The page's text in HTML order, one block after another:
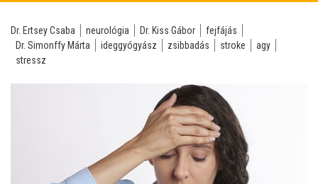
Dr. Ertsey Csaba neurológia Dr. Kiss Gábor
fejfájás
Dr. Simonffy Márta
ideggyógyász zsibbadás stroke
agy
stressz